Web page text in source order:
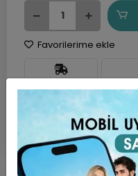
Favorilerime ekle